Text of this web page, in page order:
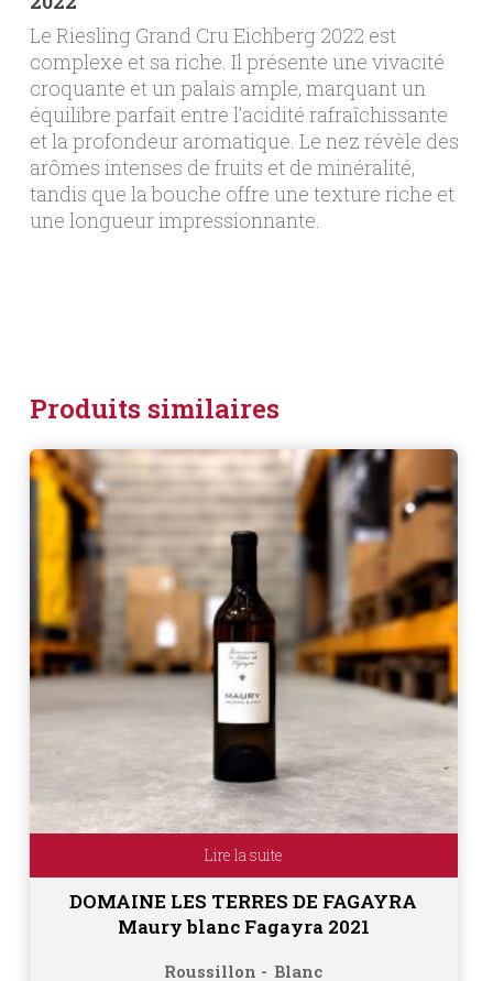
Le Riesling Grand Cru Eichberg 2022 est
complexe et sa riche. Il présente une vivacité
croquante et un palais ample, marquant un
équilibre parfait entre l’acidité rafraîchissante
et la profondeur aromatique. Le nez révèle des
arômes intenses de fruits et de minéralité,
tandis que la bouche offre une texture riche et
une longueur impressionnante.
Produits similaires
Lire la suite
DOMAINE LES TERRES DE FAGAYRA
Maury blanc Fagayra 2021
Roussillon Blanc